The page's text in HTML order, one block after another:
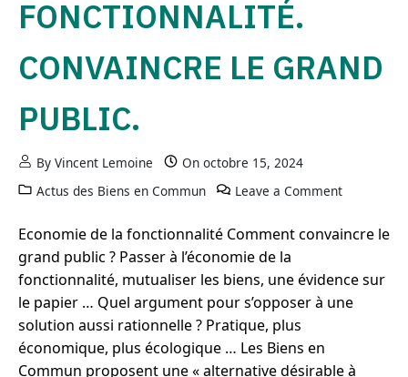
FONCTIONNALITÉ.
CONVAINCRE LE GRAND
PUBLIC.
By Vincent Lemoine On octobre 15, 2024
Actus des Biens en Commun
Leave a Comment
Economie de la fonctionnalité Comment convaincre le
grand public ? Passer à l’économie de la
fonctionnalité, mutualiser les biens, une évidence sur
le papier … Quel argument pour s’opposer à une
solution aussi rationnelle ? Pratique, plus
économique, plus écologique … Les Biens en
Commun proposent une « alternative désirable à